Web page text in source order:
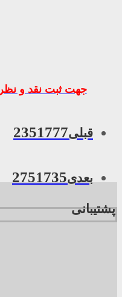
جهت ثبت نقد و نظر
قبلی2351777
بعدی2751735
پشتیبانی